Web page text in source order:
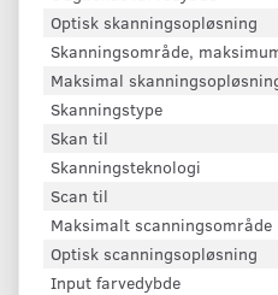
Optisk skanningsopløsning
Skanningsområde,
Maksimal
Skanningstype
Skan til
Skanningsteknologi
Scan til
Maksimalt scanningsområde
Optisk scanningsopløsning
Input farvedybde